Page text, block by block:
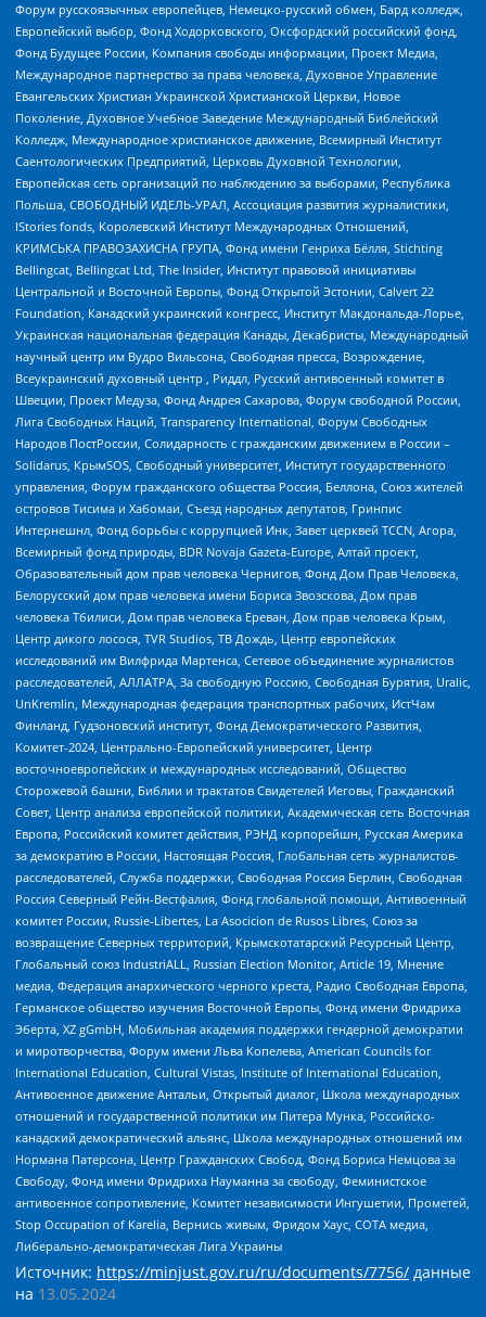
Форум русскоязычных европейцев, Немецко-русский обмен, Бард колледж,
Европейский выбор, Фонд Ходорковского, Оксфордский российский фонд,
Фонд Будущее России, Компания свободы информации, Проект Медиа,
Международное партнерство за права человека, Духовное Управление
Евангельских Христиан Украинской Христианской Церкви, Новое
Поколение, Духовное Учебное Заведение Международный Библейский
Колледж, Международное христианское движение, Всемирный Институт
Саентологических Предприятий, Церковь Духовной Технологии,
Европейская сеть организаций по наблюдению за выборами, Республика
Польша, СВОБОДНЫЙ ИДЕЛЬ-УРАЛ, Ассоциация развития журналистики,
IStories fonds, Королевский Институт Международных Отношений,
КРИМСЬКА ПРАВОЗАХИСНА ГРУПА, Фонд имени Генриха Бёлля, Stichting
Bellingcat, Bellingcat Ltd, The Insider, Институт правовой инициативы
Центральной и Восточной Европы, Фонд Открытой Эстонии, Calvert 22
Foundation, Канадский украинский конгресс, Институт Макдональда-Лорье,
Украинская национальная федерация Канады, Декабристы, Международный
научный центр им Вудро Вильсона, Свободная пресса, Возрождение,
Всеукраинский духовный центр , Риддл, Русский антивоенный комитет в
Швеции, Проект Медуза, Фонд Андрея Сахарова, Форум свободной России,
Лига Свободных Наций, Transparеncy International, Форум Свободных
Народов ПостРоссии, Солидарность с гражданским движением в России –
Solidarus, КрымSOS, Свободный университет, Институт государственного
управления, Форум гражданского общества Россия, Беллона, Союз жителей
островов Тисима и Хабомаи, Съезд народных депутатов, Гринпис
Интернешнл, Фонд борьбы с коррупцией Инк, Завет церквей TCCN, Агора,
Всемирный фонд природы, BDR Novaja Gazeta-Europe, Алтай проект,
Образовательный дом прав человека Чернигов, Фонд Дом Прав Человека,
Белорусский дом прав человека имени Бориса Звозскова, Дом прав
человека Тбилиси, Дом прав человека Ереван, Дом прав человека Крым,
Центр дикого лосося, TVR Studios, ТВ Дождь, Центр европейских
исследований им Вилфрида Мартенса, Сетевое объединение журналистов
расследователей, АЛЛАТРА, За свободную Россию, Свободная Бурятия, Uralic,
UnKremlin, Международная федерация транспортных рабочих, ИстЧам
Финланд, Гудзоновский институт, Фонд Демократического Развития,
Комитет-2024, Центрально-Европейский университет, Центр
восточноевропейских и международных исследований, Общество
Сторожевой башни, Библии и трактатов Свидетелей Иеговы, Гражданский
Совет, Центр анализа европейской политики, Академическая сеть Восточная
Европа, Российский комитет действия, РЭНД корпорейшн, Русская Америка
за демократию в России, Настоящая Россия, Глобальная сеть журналистов-
расследователей, Служба поддержки, Свободная Россия Берлин, Свободная
Россия Северный Рейн-Вестфалия, Фонд глобальной помощи, Антивоенный
комитет России, Russie-Libertes, La Asocicion de Rusos Libres, Союз за
возвращение Северных территорий, Крымскотатарский Ресурсный Центр,
Глобальный союз IndustriALL, Russian Election Monitor, Article 19, Мнение
медиа, Федерация анархического черного креста, Радио Свободная Европа,
Германское общество изучения Восточной Европы, Фонд имени Фридриха
Эберта, XZ gGmbH, Мобильная академия поддержки гендерной демократии
и миротворчества, Форум имени Льва Копелева, American Councils for
International Education, Cultural Vistas, Institute of International Education,
Антивоенное движение Антальи, Открытый диалог, Школа международных
отношений и государственной политики им Питера Мунка, Российско-
канадский демократический альянс, Школа международных отношений им
Нормана Патерсона, Центр Гражданских Свобод, Фонд Бориса Немцова за
Свободу, Фонд имени Фридриха Науманна за свободу, Феминистское
антивоенное сопротивление, Комитет независимости Ингушетии, Прометей,
Stop Occupation of Karelia, Вернись живым, Фридом Хаус, СОТА медиа,
Либерально-демократическая Лига Украины
Источник: https://minjust.gov.ru/ru/documents/7756/ данные
на 13.05.2024